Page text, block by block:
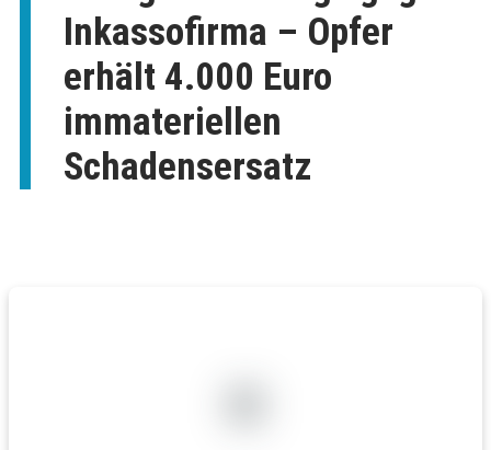
Inkassofirma – Opfer
erhält 4.000 Euro
immateriellen
Schadensersatz